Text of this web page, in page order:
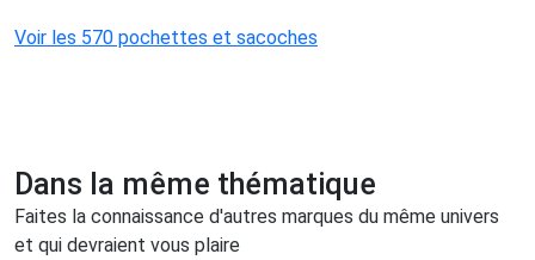
Voir les 570 pochettes et sacoches
Dans la même thématique
Faites la connaissance d'autres marques du même univers
et qui devraient vous plaire